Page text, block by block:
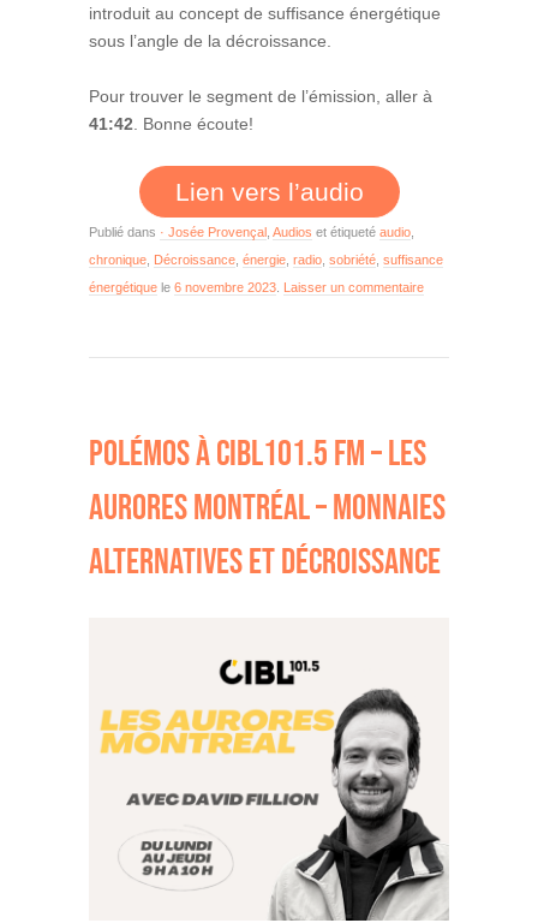
introduit au concept de suffisance énergétique
sous l’angle de la décroissance.
Pour trouver le segment de l’émission, aller à
41:42 . Bonne écoute!
Lien vers l’audio
Publié dans · Josée Provençal Audios et étiqueté audio
chronique Décroissance énergie radio sobriété suffisance
énergétique le 6 novembre 2023 Laisser un commentaire
POLÉMOS À CIBL101.5 FM – LES
AURORES MONTRÉAL – MONNAIES
ALTERNATIVES ET DÉCROISSANCE